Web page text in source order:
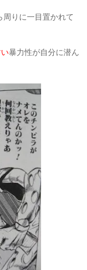
りに一目置かれて
暴力性が自分に潜ん